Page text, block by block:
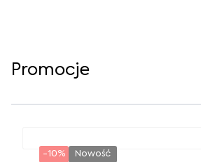
Promocje
-10% Nowość